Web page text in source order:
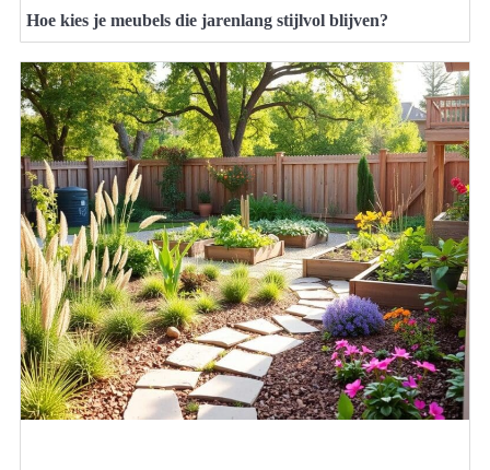
Hoe kies je meubels die jarenlang stijlvol blijven?